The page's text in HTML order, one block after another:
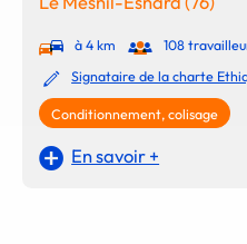
à 4 km 108
Signataire de la charte
Conditionnement, colisage
En savoir +